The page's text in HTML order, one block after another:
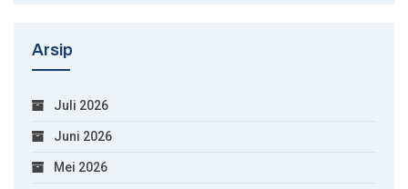
Arsip
Juli 2026
Juni 2026
Mei 2026